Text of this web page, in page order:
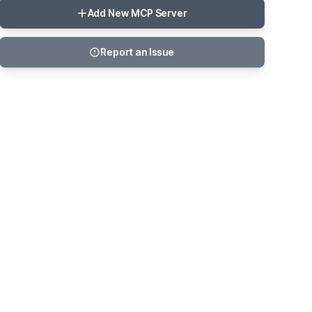
Add New MCP Server
Report an Issue